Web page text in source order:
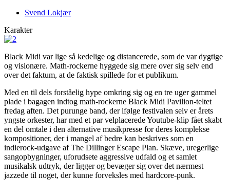
Svend Lokjær
Karakter
Black Midi var lige så kedelige og distancerede, som de var dygtige
og visionære. Math-rockerne hyggede sig mere over sig selv end
over det faktum, at de faktisk spillede for et publikum.
Med en til dels forståelig hype omkring sig og en tre uger gammel
plade i bagagen indtog math-rockerne Black Midi Pavilion-teltet
fredag aften. Det purunge band, der ifølge festivalen selv er årets
yngste orkester, har med et par velplacerede Youtube-klip fået skabt
en del omtale i den alternative musikpresse for deres komplekse
kompositioner, der i mangel af bedre kan beskrives som en
indierock-udgave af The Dillinger Escape Plan. Skæve, uregerlige
sangopbygninger, uforudsete aggressive udfald og et samlet
musikalsk udtryk, der ligger og bevæger sig over det nærmest
jazzede til noget, der kunne forveksles med hardcore-punk.